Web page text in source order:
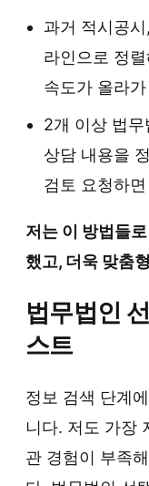
과거 적시공
라인으로 정
속도가 올라
2개 이상 법
상담 내용을
검토 요청하
저는 이 방법들
했고, 더욱 맞춤
법무법인
스트
정보 검색 단계
니다. 저도 가장
관 경험이 부족